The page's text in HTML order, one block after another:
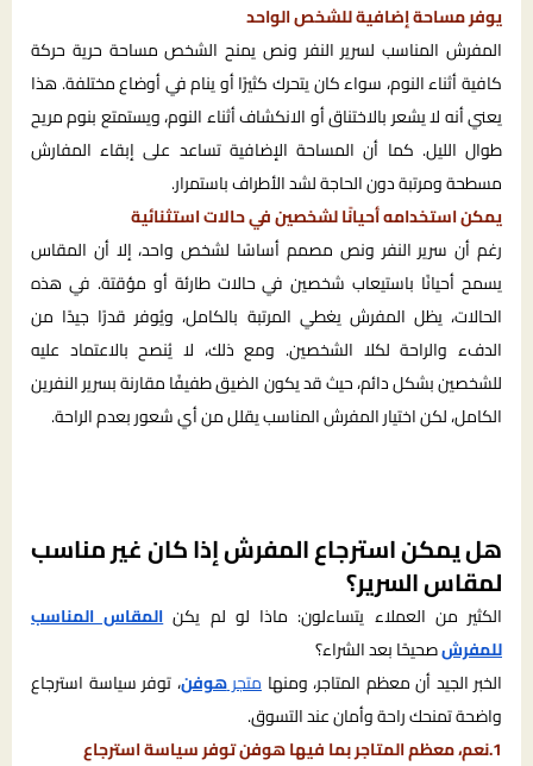
يوفر مساحة إضافية للشخص الواحد
المفرش المناسب لسرير النفر ونص يمنح الشخص مساحة حرية حركة
كافية أثناء النوم، سواء كان يتحرك كثيرًا أو ينام في أوضاع مختلفة. هذا
يعني أنه لا يشعر بالاختناق أو الانكشاف أثناء النوم، ويستمتع بنوم مريح
طوال الليل. كما أن المساحة الإضافية تساعد على إبقاء المفارش
مسطحة ومرتبة دون الحاجة لشد الأطراف باستمرار.
يمكن استخدامه أحيانًا لشخصين في حالات استثنائية
رغم أن سرير النفر ونص مصمم أساسًا لشخص واحد، إلا أن المقاس
يسمح أحيانًا باستيعاب شخصين في حالات طارئة أو مؤقتة. في هذه
الحالات، يظل المفرش يغطي المرتبة بالكامل، ويُوفر قدرًا جيدًا من
الدفء والراحة لكلا الشخصين. ومع ذلك، لا يُنصح بالاعتماد عليه
للشخصين بشكل دائم، حيث قد يكون الضيق طفيفًا مقارنة بسرير النفرين
الكامل، لكن اختيار المفرش المناسب يقلل من أي شعور بعدم الراحة.
هل يمكن استرجاع المفرش إذا كان غير مناسب
لمقاس السرير؟
الكثير من العملاء يتساءلون: ماذا لو لم يكنالمقاس المناسب
للمفرشصحيحًا بعد الشراء؟
الخبر الجيد أن معظم المتاجر، ومنها متجرهوفن، توفر سياسة استرجاع
واضحة تمنحك راحة وأمان عند التسوق.
1.نعم، معظم المتاجر بما فيها هوفن توفر سياسة استرجاع